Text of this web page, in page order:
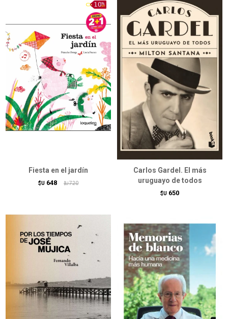
Fiesta en el jardín
$U 648 $U 720
Carlos Gardel. El más
uruguayo de todos
$U 650